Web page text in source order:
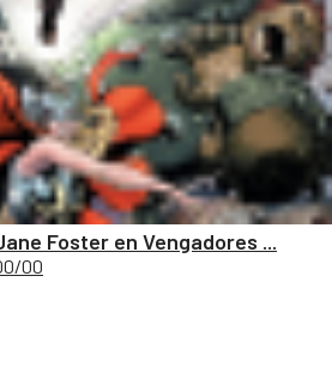
Foster en Vengadores ...
00